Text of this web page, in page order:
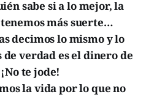
sabe si a lo mejor, la
más suerte…
decimos lo mismo y lo
de verdad es el dinero de
te jode!
la vida por lo que no